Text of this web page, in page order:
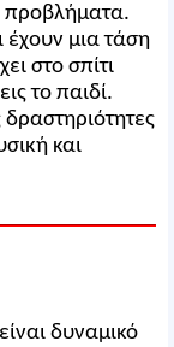
προβλήματα.
έχουν μια τάση
στο σπίτι
το παιδί.
και
δυναμικό